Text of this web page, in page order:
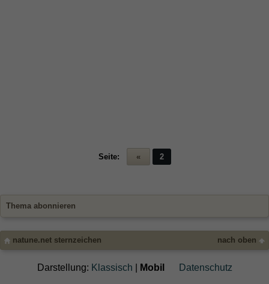
Seite: « 2
Thema abonnieren
nach oben
natune.net sternzeichen
Darstellung: Klassisch Mobil Datenschutz